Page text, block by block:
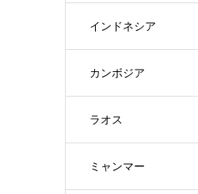
インドネシア
カンボジア
ラオス
ミャンマー